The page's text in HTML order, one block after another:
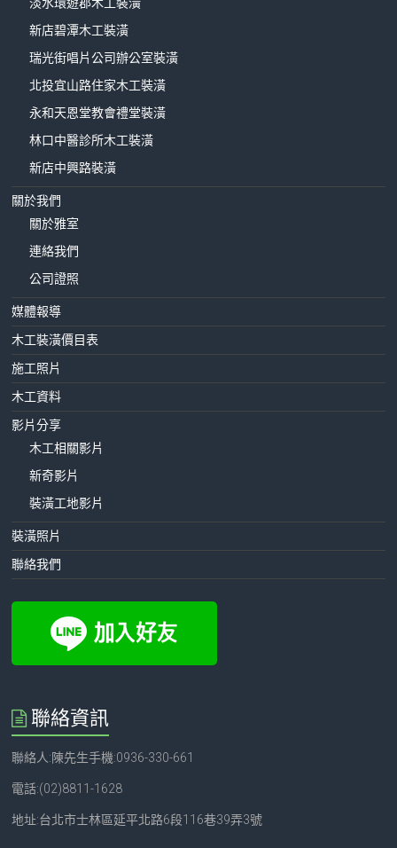
新店碧潭木工裝潢
瑞光街唱片公司辦公室裝潢
北投宜山路住家木工裝潢
永和天恩堂教會禮堂裝潢
林口中醫診所木工裝潢
新店中興路裝潢
關於我們
關於雅室
連絡我們
公司證照
媒體報導
木工裝潢價目表
施工照片
木工資料
影片分享
木工相關影片
新奇影片
裝潢工地影片
裝潢照片
聯絡我們
聯絡資訊
聯絡人:陳先生手機:0936-330-661
電話:(02)8811-1628
地址:台北市士林區延平北路6段116巷39弄3號